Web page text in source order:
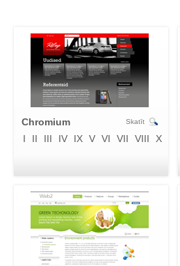
Chromium Skatīt
I II III IV IX V VI VII VIII X